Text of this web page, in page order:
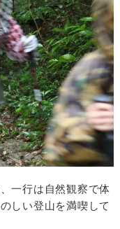
一行は自然観察で体
しい登山を満喫して